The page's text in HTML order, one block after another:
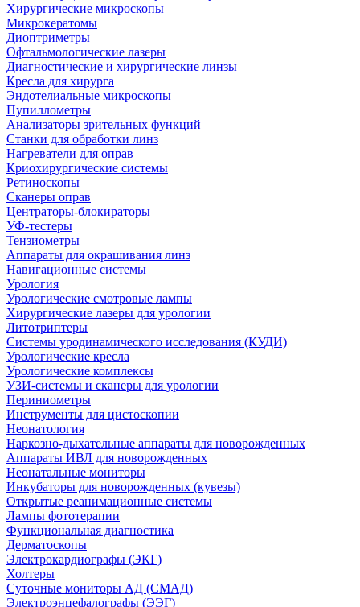
Хирургические микроскопы
Микрокератомы
Диоптриметры
Офтальмологические лазеры
Диагностические и хирургические линзы
Кресла для хирурга
Эндотелиальные микроскопы
Пупиллометры
Анализаторы зрительных функций
Станки для обработки линз
Нагреватели для оправ
Криохирургические системы
Ретиноскопы
Сканеры оправ
Центраторы-блокираторы
УФ-тестеры
Тензиометры
Аппараты для окрашивания линз
Навигационные системы
Урология
Урологические смотровые лампы
Хирургические лазеры для урологии
Литотриптеры
Системы уродинамического исследования (КУДИ)
Урологические кресла
Урологические комплексы
УЗИ-системы и сканеры для урологии
Периниометры
Инструменты для цистоскопии
Неонатология
Наркозно-дыхательные аппараты для новорожденных
Аппараты ИВЛ для новорожденных
Неонатальные мониторы
Инкубаторы для новорожденных (кувезы)
Открытые реанимационные системы
Лампы фототерапии
Функциональная диагностика
Дерматоскопы
Электрокардиографы (ЭКГ)
Холтеры
Суточные мониторы АД (СМАД)
Электроэнцефалографы (ЭЭГ)